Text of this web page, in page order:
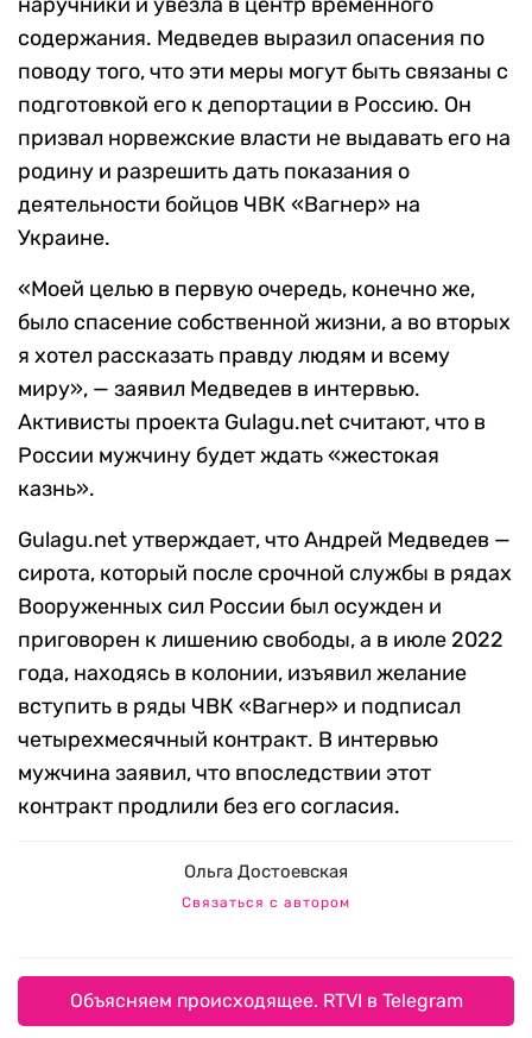
содержания. Медведев выразил опасения по
поводу того, что эти меры могут быть связаны с
подготовкой его к депортации в Россию. Он
призвал норвежские власти не выдавать его на
родину и разрешить дать показания о
деятельности бойцов ЧВК «Вагнер» на
Украине.
«Моей целью в первую очередь, конечно же,
было спасение собственной жизни, а во вторых
я хотел рассказать правду людям и всему
миру», — заявил Медведев в интервью.
Активисты проекта Gulagu.net считают, что в
России мужчину будет ждать «жестокая
казнь».
Gulagu.net утверждает, что Андрей Медведев —
сирота, который после срочной службы в рядах
Вооруженных сил России был осужден и
приговорен к лишению свободы, а в июле 2022
года, находясь в колонии, изъявил желание
вступить в ряды ЧВК «Вагнер» и подписал
четырехмесячный контракт. В интервью
мужчина заявил, что впоследствии этот
контракт продлили без его согласия.
Ольга Достоевская
Связаться с автором
Объясняем происходящее. RTVI в Telegram